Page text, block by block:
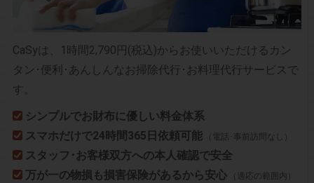
CaSyは、1時間2,790円(税込)からお使いいただけるカン
タン･便利･あんしんなお掃除代行･お料理代行サービスで
す。
シンプルでお財布に優しい料金体系
スマホだけで24時間365日依頼可能
（電話･事前訪問なし）
スタッフ･お客様双方への本人確認で安全
万が一の物損も損害保険があるから安心
（適応の範囲内）